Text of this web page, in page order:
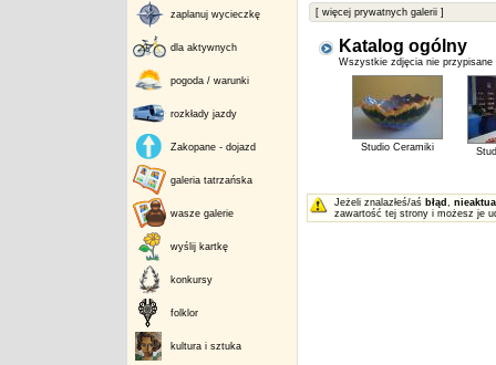
zaplanuj wycieczkę
dla aktywnych
pogoda / warunki
rozkłady jazdy
Zakopane - dojazd
galeria tatrzańska
wasze galerie
wyślij kartkę
konkursy
folklor
kultura i sztuka
[ więcej prywatnych galerii ]
Katalog ogólny
Wszystkie zdjęcia nie
Studio Ceramiki
Jeżeli znalazłeś/aś błąd ,
zawartość tej strony i możesz je